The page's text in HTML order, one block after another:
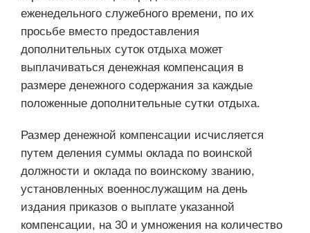
еженедельного служебного времени, по их
просьбе вместо предоставления
дополнительных суток отдыха может
выплачиваться денежная компенсация в
размере денежного содержания за каждые
положенные дополнительные сутки отдыха.
Размер денежной компенсации исчисляется
путем деления суммы оклада по воинской
должности и оклада по воинскому званию,
установленных военнослужащим на день
издания приказов о выплате указанной
компенсации, на 30 и умножения на количество